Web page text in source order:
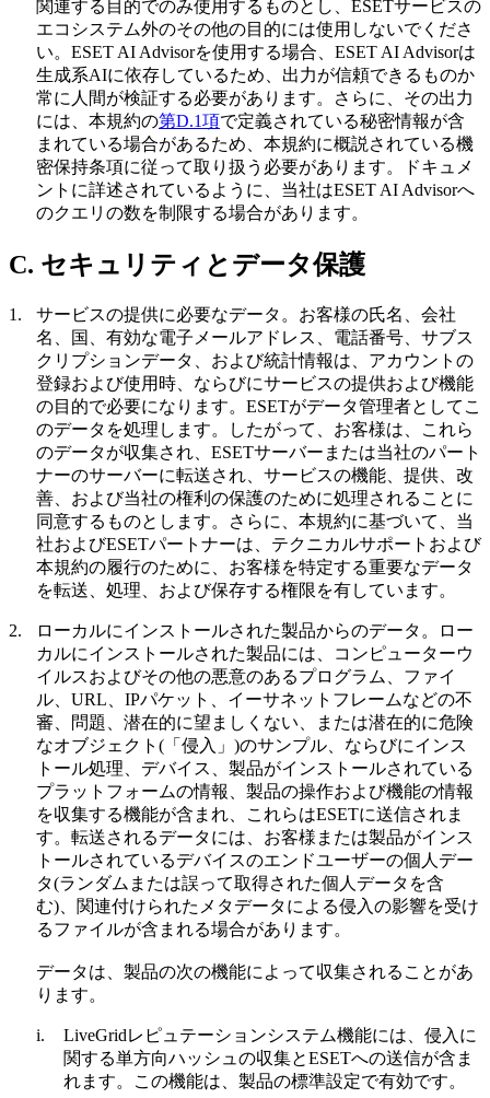
関連する目的でのみ使用するものとし、ESETサービスの
エコシステム外のその他の目的には使用しないでくださ
い。ESET AI Advisorを使用する場合、ESET AI Advisorは
生成系AIに依存しているため、出力が信頼できるものか
常に人間が検証する必要があります。さらに、その出力
には、本規約の第D.1項で定義されている秘密情報が含
まれている場合があるため、本規約に概説されている機
密保持条項に従って取り扱う必要があります。ドキュメ
ントに詳述されているように、当社はESET AI Advisorへ
のクエリの数を制限する場合があります。
C. セキュリティとデータ保護
1. サービスの提供に必要なデータ。 お客様の氏名、会社
名、国、有効な電子メールアドレス、電話番号、サブス
クリプションデータ、および統計情報は、アカウントの
登録および使用時、ならびにサービスの提供および機能
の目的で必要になります。ESETがデータ管理者としてこ
のデータを処理します。したがって、お客様は、これら
のデータが収集され、ESETサーバーまたは当社のパート
ナーのサーバーに転送され、サービスの機能、提供、改
善、および当社の権利の保護のために処理されることに
同意するものとします。さらに、本規約に基づいて、当
社およびESETパートナーは、テクニカルサポートおよび
本規約の履行のために、お客様を特定する重要なデータ
を転送、処理、および保存する権限を有しています。
2. ローカルにインストールされた製品からのデータ。
ロー
カルにインストールされた製品には、コンピューターウ
イルスおよびその他の悪意のあるプログラム、ファイ
ル、URL、IPパケット、イーサネットフレームなどの不
審、問題、潜在的に望ましくない、または潜在的に危険
なオブジェクト(「 侵入 」)のサンプル、ならびにインス
トール処理、デバイス、製品がインストールされている
プラットフォームの情報、製品の操作および機能の情報
を収集する機能が含まれ、これらはESETに送信されま
す。転送されるデータには、お客様または製品がインス
トールされているデバイスのエンドユーザーの個人デー
タ(ランダムまたは誤って取得された個人データを含
む)、関連付けられたメタデータによる侵入の影響を受け
るファイルが含まれる場合があります。
データは、製品の次の機能によって収集されることがあ
ります。
i.
LiveGridレピュテーションシステム機能には、侵入に
関する単方向ハッシュの収集とESETへの送信が含ま
れます。この機能は、製品の標準設定で有効です。